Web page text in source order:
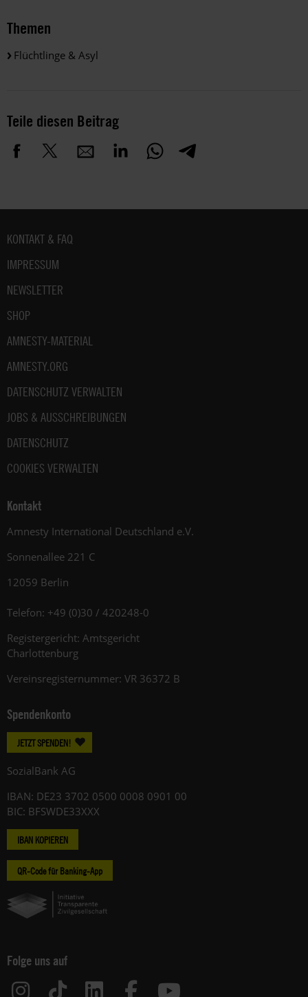
Themen
Flüchtlinge & Asyl
Teile diesen Beitrag
Fußbereich
KONTAKT & FAQ
IMPRESSUM
NEWSLETTER
SHOP
AMNESTY-MATERIAL
AMNESTY.ORG
DATENSCHUTZ VERWALTEN
JOBS & AUSSCHREIBUNGEN
DATENSCHUTZ
COOKIES VERWALTEN
Kontakt
Amnesty International Deutschland e.V.
Sonnenallee 221 C
12059 Berlin
Telefon: +49 (0)30 / 420248-0
Registergericht: Amtsgericht
Charlottenburg
Vereinsregisternummer: VR 36372 B
Spendenkonto
JETZT SPENDEN!
SozialBank AG
IBAN: DE23 3702 0500 0008 0901 00
BIC: BFSWDE33XXX
IBAN KOPIEREN
QR-Code für Banking-App
Folge uns auf